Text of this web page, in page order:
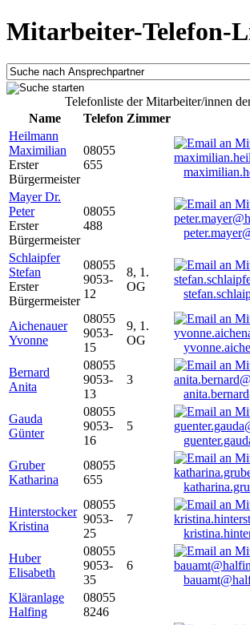
Mitarbeiter-Telefon-
Telefonliste der Mitarbeiter/innen
Name
Telefon Zimmer
Heilmann
Maximilian
Erster
Bürgermeister
08055
655
Mayer Dr.
Peter
Erster
Bürgermeister
08055
488
Schlaipfer
Stefan
Erster
Bürgermeister
08055
9053-
12
8, 1.
OG
Aichenauer
Yvonne
08055
9053-
15
9, 1.
OG
Bernard
Anita
08055
9053-
13
3
Gauda
Günter
08055
9053-
16
5
Gruber
Katharina
08055
655
Hinterstocker
Kristina
08055
9053-
25
7
Huber
Elisabeth
08055
9053-
35
6
Kläranlage
Halfing
08055
8246